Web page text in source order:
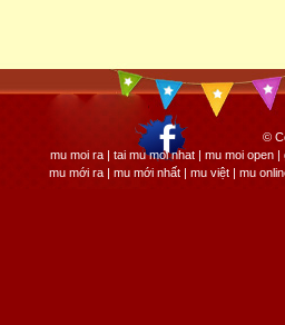
©
mu moi ra | tai mu moi nhat | mu moi open
mu mới ra | mu mới nhất | mu việt | mu